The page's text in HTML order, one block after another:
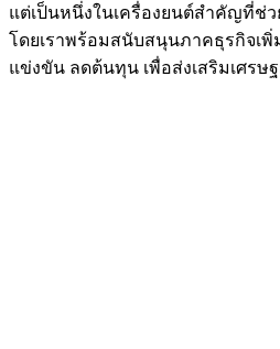
แต่เป็นหนึ่งในเครื่องยนต์สำคัญที่ช่ว
โดยเราพร้อมสนับสนุนภาคธุรกิจเ
แข่งขัน ลดต้นทุน เพื่อส่งเสริมเศรษ